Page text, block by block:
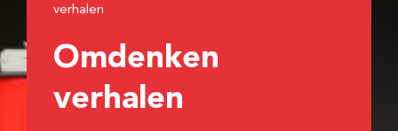
verhalen
Omdenken
verhalen